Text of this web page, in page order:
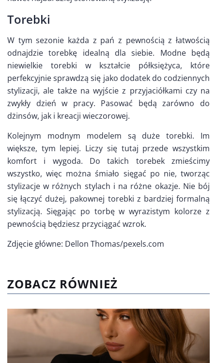
Torebki
W tym sezonie każda z pań z pewnością z łatwością
odnajdzie torebkę idealną dla siebie. Modne będą
niewielkie torebki w kształcie półksiężyca, które
perfekcyjnie sprawdzą się jako dodatek do codziennych
stylizacji, ale także na wyjście z przyjaciółkami czy na
zwykły dzień w pracy. Pasować będą zarówno do
dżinsów, jak i kreacji wieczorowej.
Kolejnym modnym modelem są duże torebki. Im
większe, tym lepiej. Liczy się tutaj przede wszystkim
komfort i wygoda. Do takich torebek zmieścimy
wszystko, więc można śmiało sięgać po nie, tworząc
stylizacje w różnych stylach i na różne okazje. Nie bój
się łączyć dużej, pakownej torebki z bardziej formalną
stylizacją. Sięgając po torbę w wyrazistym kolorze z
pewnością będziesz przyciągać wzrok.
Zdjęcie główne: Dellon Thomas/pexels.com
ZOBACZ RÓWNIEŻ